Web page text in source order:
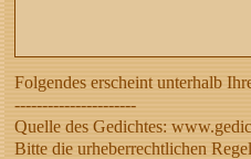
Folgendes erscheint unterhalb
----------------------
Quelle des Gedichtes:
Bitte die urheberrechtlichen